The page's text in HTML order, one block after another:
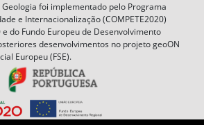
foi implementado pelo Programa
e Internacionalização (COMPETE2020)
do Fundo Europeu de Desenvolvimento
desenvolvimentos no projeto geoON
Europeu (FSE).